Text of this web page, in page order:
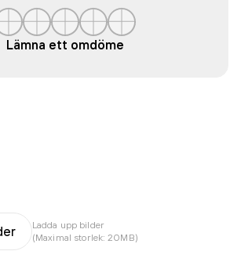
Lämna ett omdöme
Ladda upp bilder
(Maximal storlek: 20MB)